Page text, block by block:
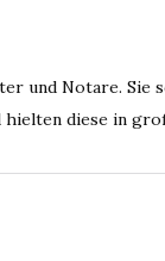
und Notare. Sie
diese in